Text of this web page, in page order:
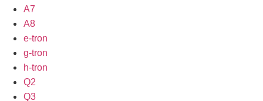
A7
A8
e-tron
g-tron
h-tron
Q2
Q3